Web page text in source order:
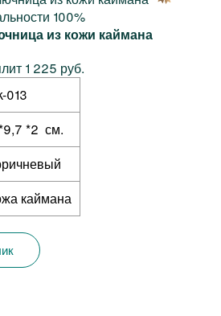
100%
из кожи каймана
1 225 руб.
013
*2 см.
каймана